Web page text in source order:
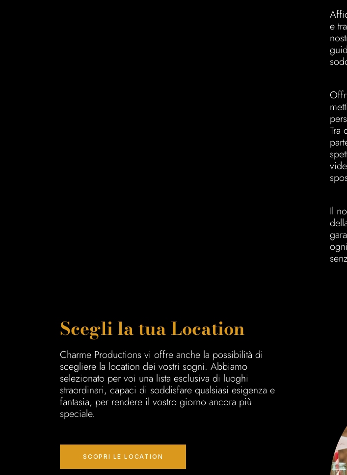
e
Tra
Il
Scegli la tua Location
Charme Productions vi offre anche la possibilità di
scegliere la location dei vostri sogni. Abbiamo
selezionato per voi una lista esclusiva di luoghi
straordinari, capaci di soddisfare qualsiasi esigenza e
fantasia, per rendere il vostro giorno ancora più
speciale.
SCOPRI LE LOCATION